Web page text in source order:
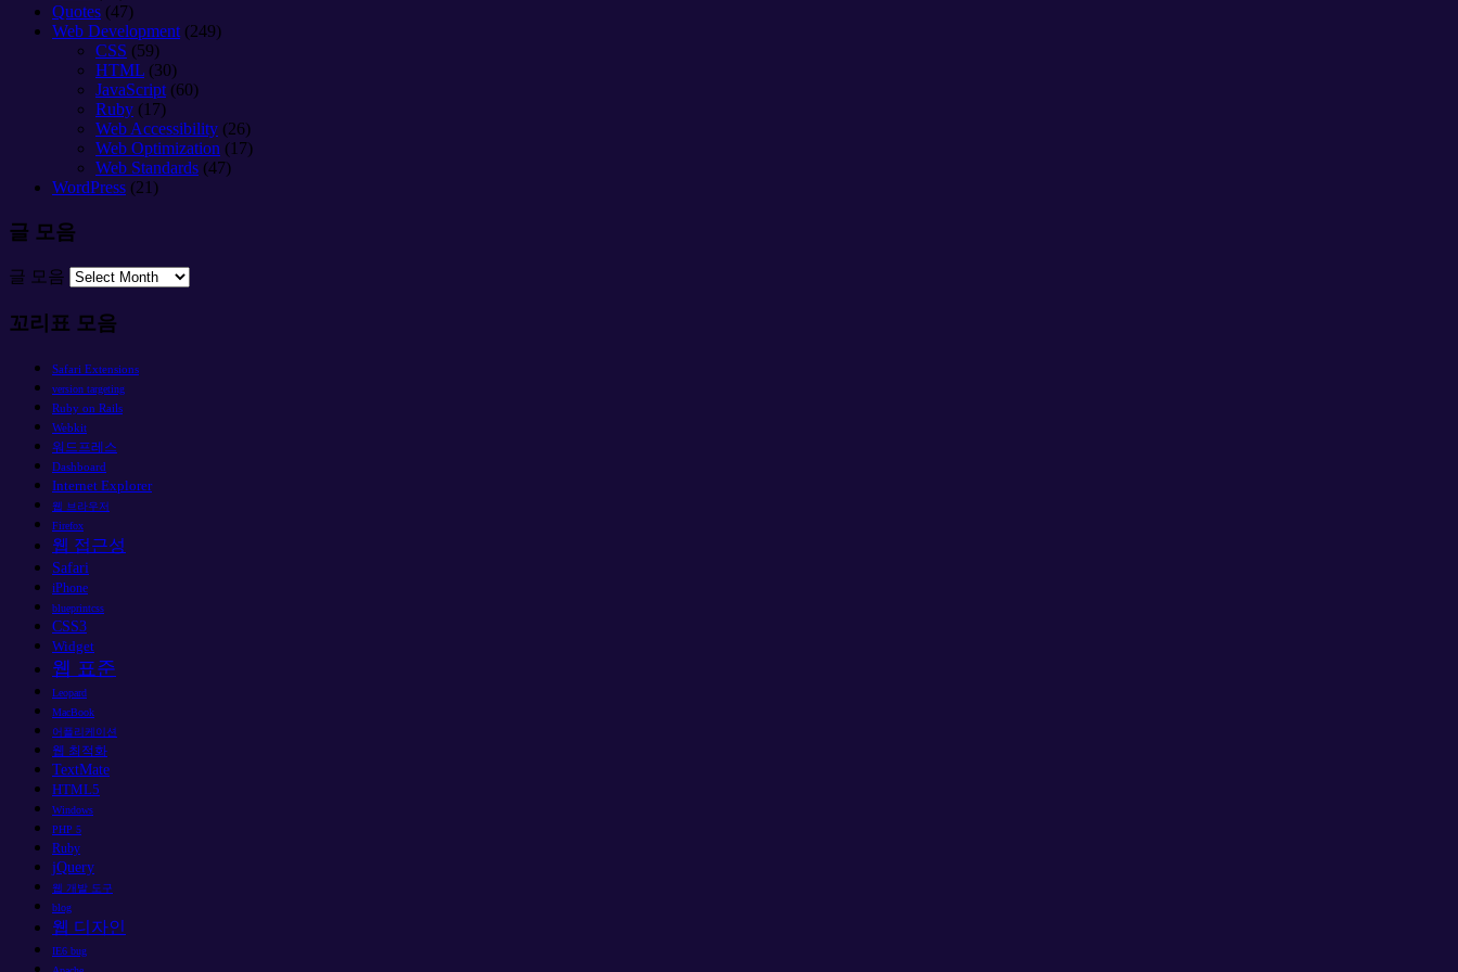
Quotes (47)
Web Development (249)
CSS (59)
HTML (30)
JavaScript (60)
Ruby (17)
Web Accessibility (26)
Web Optimization (17)
Web Standards (47)
WordPress (21)
글 모음
글 모음
꼬리표 모음
Safari Extensions
version targeting
Ruby on Rails
Webkit
워드프레스
Dashboard
Internet Explorer
웹 브라우저
Firefox
웹 접근성
Safari
iPhone
blueprintcss
CSS3
Widget
웹 표준
Leopard
MacBook
어플리케이션
웹 최적화
TextMate
HTML5
Windows
PHP 5
Ruby
jQuery
웹 개발 도구
blog
웹 디자인
IE6 bug